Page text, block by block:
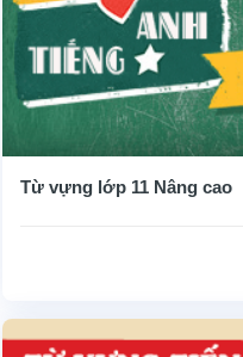
Từ vựng lớp 11 Nâng cao